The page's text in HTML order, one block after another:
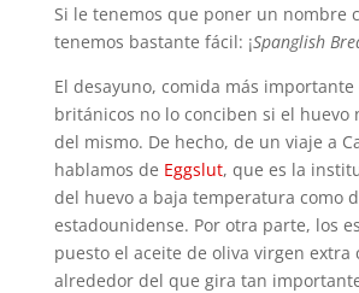
Si le tenemos que poner un nombre
tenemos bastante fácil: ¡Spanglish
El desayuno, comida más
británicos no lo conciben si el huevo
del mismo. De hecho, de un viaje a
hablamos de Eggslut, que es la
del huevo a baja temperatura como
estadounidense. Por otra parte, los
puesto el aceite de oliva virgen extra
alrededor del que gira tan